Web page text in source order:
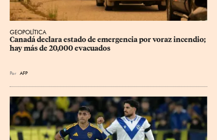
GEOPOLÍTICA
Canadá declara estado de emergencia por voraz incendio;
hay más de 20,000 evacuados
Por AFP